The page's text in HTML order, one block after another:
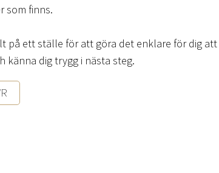
som finns.
på ett ställe för att göra det enklare för dig
känna dig trygg i nästa steg.